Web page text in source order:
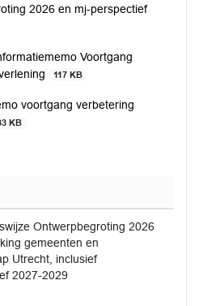
2026 en mj-perspectief
Voortgang
117 KB
voortgang verbetering
KB
Ontwerpbegroting 2026
gemeenten en
Utrecht, inclusief
2027-2029